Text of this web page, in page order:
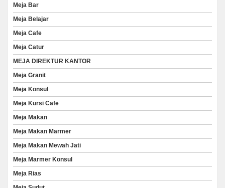
Meja Bar
Meja Belajar
Meja Cafe
Meja Catur
MEJA DIREKTUR KANTOR
Meja Granit
Meja Konsul
Meja Kursi Cafe
Meja Makan
Meja Makan Marmer
Meja Makan Mewah Jati
Meja Marmer Konsul
Meja Rias